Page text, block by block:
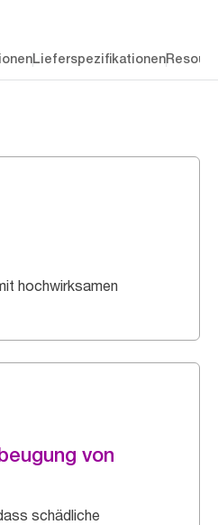
Lieferspezifikationen
hochwirksamen
von
schädliche